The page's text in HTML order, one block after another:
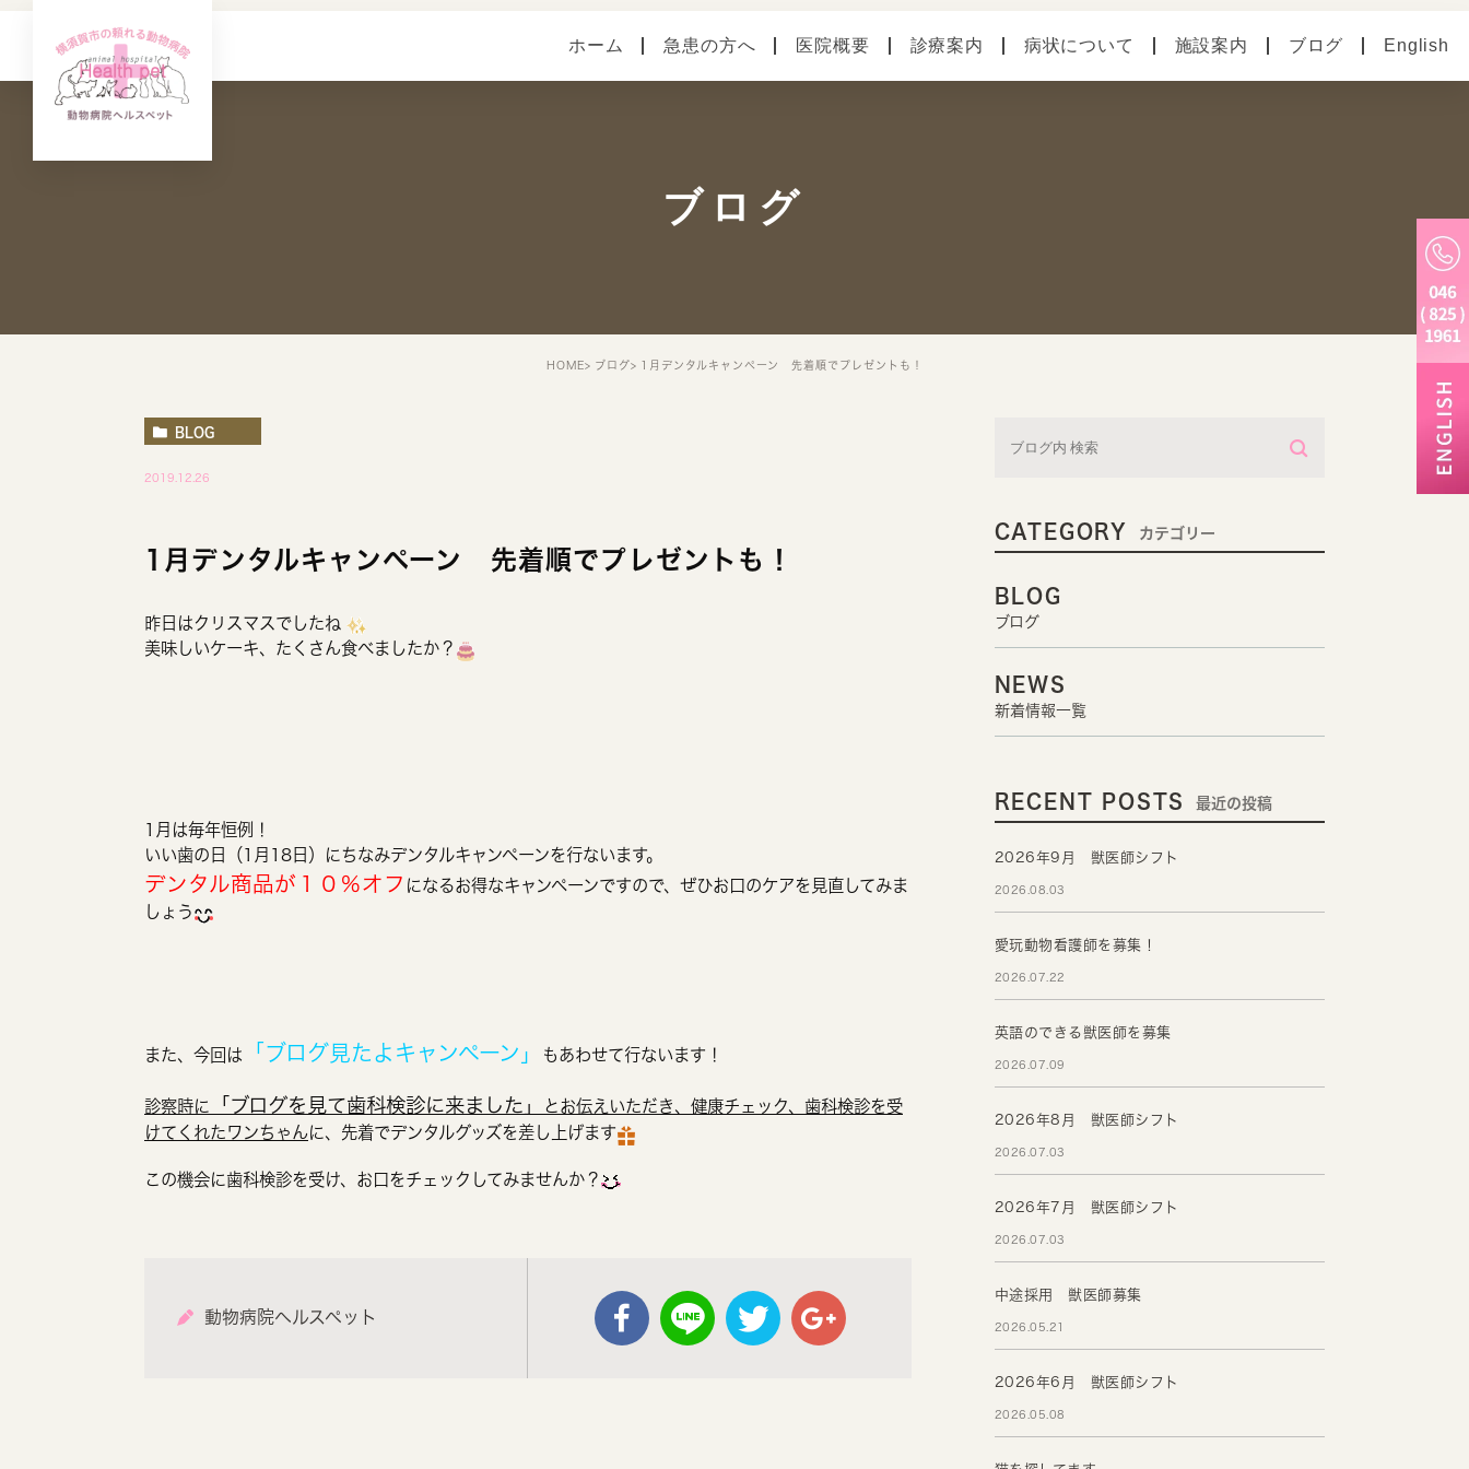
ホーム 急患の方へ 医院概要
本院（横須賀中央）
院内・設備システム
診療案内 病状について 施設案内 ブログ English
ブログ
HOME ブログ 1月デンタルキャンペーン 先着順でプレゼントも！
BLOG
2019.12.26
1月デンタルキャンペーン 先着順でプレゼントも！
昨日はクリスマスでしたね
美味しいケーキ、たくさん食べましたか？
1月は毎年恒例！
いい歯の日（1月18日）にちなみデンタルキャンペーンを行ないます。
デンタル商品が１０％オフ になるお得なキャンペーンですので、ぜひお口のケアを見直してみま
しょう
また、今回は 「ブログ見たよキャンペーン」 もあわせて行ないます！
診察時に 「ブログを見て歯科検診に来ました」
とお伝えいただき、健康チェック、歯科検診を受
けてくれたワンちゃんに、先着でデンタルグッズを差し上げます
この機会に歯科検診を受け、お口をチェックしてみませんか？
動物病院ヘルスペット
CATEGORY カテゴリー
BLOG
ブログ
NEWS
新着情報一覧
RECENT POSTS 最近の投稿
2026年9月 獣医師シフト
2026.08.03
愛玩動物看護師を募集！
2026.07.22
英語のできる獣医師を募集
2026.07.09
2026年8月 獣医師シフト
2026.07.03
2026年7月 獣医師シフト
2026.07.03
中途採用 獣医師募集
2026.05.21
2026年6月 獣医師シフト
2026.05.08